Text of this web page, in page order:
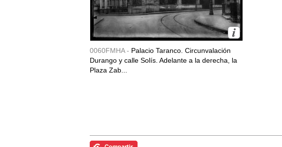
0060FMHA - Palacio Taranco. Circunvalación
Durango y calle Solís. Adelante a la derecha, la
Plaza Zab...